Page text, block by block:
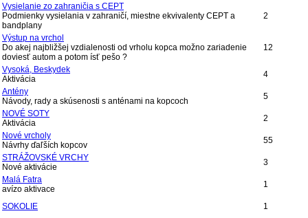
Vysielanie zo zahraničia s CEPT
Podmienky vysielania v zahraničí, miestne ekvivalenty CEPT a
bandplany
2
Výstup na vrchol
Do akej najbližšej vzdialenosti od vrholu kopca možno zariadenie
doviesť autom a potom ísť pešo ?
12
Vysoká, Beskydek
Aktivácia
4
Antény
Návody, rady a skúsenosti s anténami na kopcoch
5
NOVÉ SOTY
Aktivácia
2
Nové vrcholy
Návrhy ďaľších kopcov
55
STRÁŽOVSKÉ VRCHY
Nové aktivácie
3
Malá Fatra
avízo aktivace
1
SOKOLIE
1